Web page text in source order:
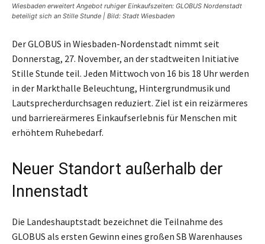
Wiesbaden erweitert Angebot ruhiger Einkaufszeiten: GLOBUS Nordenstadt
beteiligt sich an Stille Stunde | Bild: Stadt Wiesbaden
Der GLOBUS in Wiesbaden-Nordenstadt nimmt seit
Donnerstag, 27. November, an der stadtweiten Initiative
Stille Stunde teil. Jeden Mittwoch von 16 bis 18 Uhr werden
in der Markthalle Beleuchtung, Hintergrundmusik und
Lautsprecherdurchsagen reduziert. Ziel ist ein reizärmeres
und barriereärmeres Einkaufserlebnis für Menschen mit
erhöhtem Ruhebedarf.
Neuer Standort außerhalb der
Innenstadt
Die Landeshauptstadt bezeichnet die Teilnahme des
GLOBUS als ersten Gewinn eines großen SB Warenhauses